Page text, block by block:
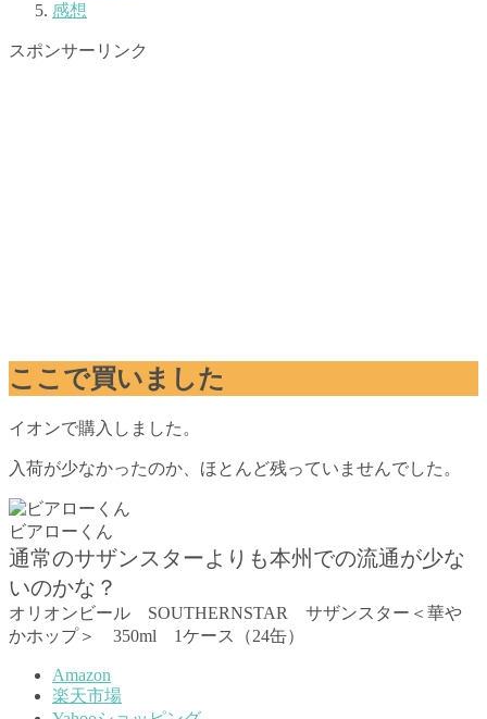
感想
スポンサーリンク
ここで買いました
イオンで購入しました。
入荷が少なかったのか、ほとんど残っていませんでした。
ビアローくん
通常のサザンスターよりも本州での流通が少な
いのかな？
オリオンビール SOUTHERNSTAR サザンスター＜華や
かホップ＞ 350ml 1ケース（24缶）
Amazon
楽天市場